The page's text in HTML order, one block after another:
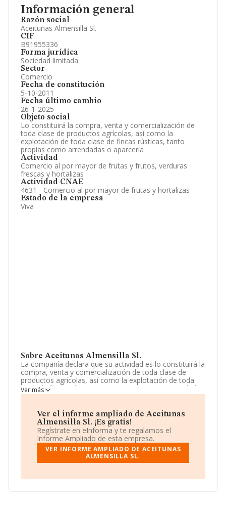
Información general
Razón social
Aceitunas Almensilla Sl.
CIF
B91955336
Forma jurídica
Sociedad limitada
Sector
Comercio
Fecha de constitución
5-10-2011
Fecha último cambio
26-1-2025
Objeto social
Lo constituirá la compra, venta y comercialización de
toda clase de productos agrícolas, así como la
explotación de toda clase de fincas rústicas, tanto
propias como arrendadas o aparcería
Actividad
Comercio al por mayor de frutas y frutos, verduras
frescas y hortalizas
Actividad CNAE
4631 - Comercio al por mayor de frutas y hortalizas
Estado de la empresa
Viva
Sobre Aceitunas Almensilla Sl.
La compañía declara que su actividad es lo constituirá la
compra, venta y comercialización de toda clase de
productos agrícolas, así como la explotación de toda
clase de fincas rústicas, tanto propias como arrendadas
o aparcería. La empresa es una Sociedad Limitada.
hortalizas'. La compañía no tiene actividad en mercados
exteriores.
Teniendo en cuenta la información a disposición de
INFORMA, ha contado con un número de empleados
inferior a la media de sector.
B91955336, tiene su domicilio social establecido en
Ver más
Ver el informe ampliado de Aceitunas
Almensilla Sl. ¡Es gratis!
Regístrate en eInforma y te regalamos el
Informe Ampliado de esta empresa.
VER INFORME AMPLIADO DE ACEITUNAS
ALMENSILLA SL.
Información oficial y registral complementaria.